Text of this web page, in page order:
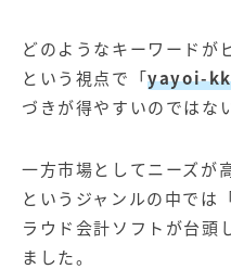
どのようなキーワードが
という視点で「yayoi-
づきが得やすいのではな
一方市場としてニーズが
というジャンルの中では
ラウド会計ソフトが台頭
ました。